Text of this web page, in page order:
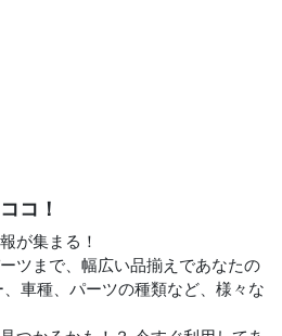
コ！
が集まる！
ツまで、幅広い品揃えであなたの
車種、パーツの種類など、様々な